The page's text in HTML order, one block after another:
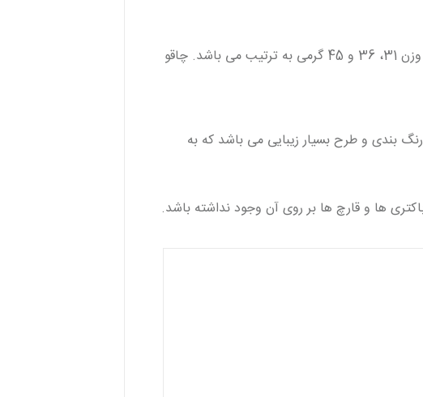
این ست چاقو شامل 3 عدد چاقو به رنگ های صورتی، سبز و زرد به ابعاد 19، 22 و 24 سانتی متر و وزن 31، 36 و 45 گرمی به ترتیب می باشد. چاقو
بندی و طرح بسیار زیبایی می باشد که به
ها و قارچ ها بر روی آن وجود نداشته باشد.